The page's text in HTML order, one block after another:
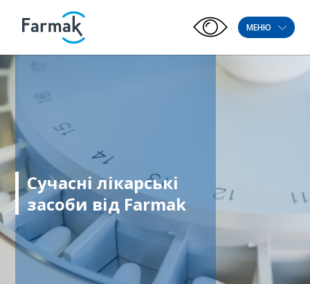
МЕНЮ
Сучасні лікарські
засоби від Farmak